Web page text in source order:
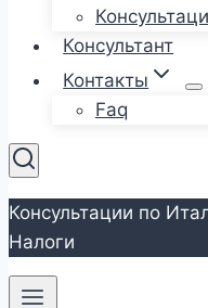
Консультант
Контакты
Faq
Консультации по
Налоги